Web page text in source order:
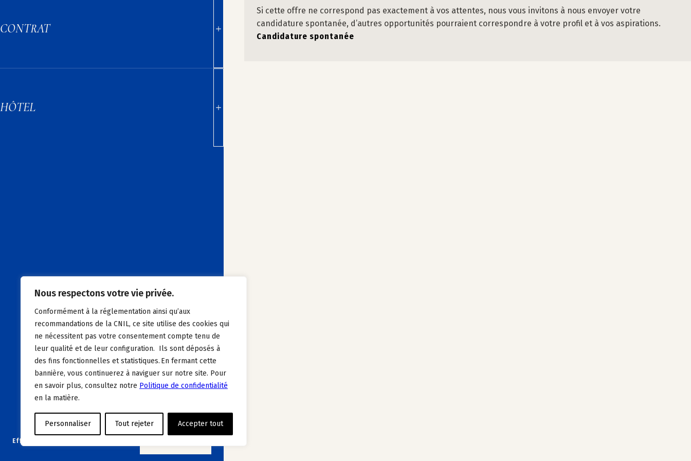
Nous respectons votre vie privée.
Conformément à la réglementation ainsi qu’aux
recommandations de la CNIL, ce site utilise des cookies qui
ne nécessitent pas votre consentement compte tenu de
leur qualité et de leur configuration. Ils sont déposés à
des fins fonctionnelles et statistiques. En fermant cette
bannière, vous continuerez à naviguer sur notre site. Pour
en savoir plus, consultez notre Politique de confidentialité
en la matière.
Personnaliser Tout rejeter Accepter tout
CONTRAT
HÔTEL
Effacer les filtres
Si cette offre ne correspond pas exactement à vos attentes, nous vous invitons à nous envoyer votre
candidature spontanée, d’autres opportunités pourraient correspondre à votre profil et à vos aspirations.
Candidature spontanée